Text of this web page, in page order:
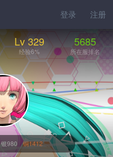
登录 注册
Lv 329
经验6%
5685
所在服排名
银980 铜1412